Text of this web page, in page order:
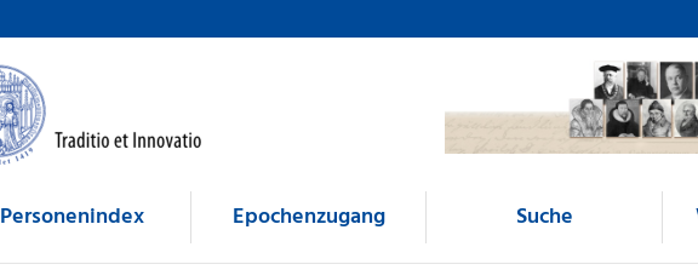
Personenindex Epochenzugang Suche